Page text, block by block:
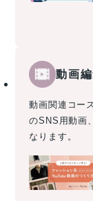
動画
動画関連コー
のSNS用動画
なります。